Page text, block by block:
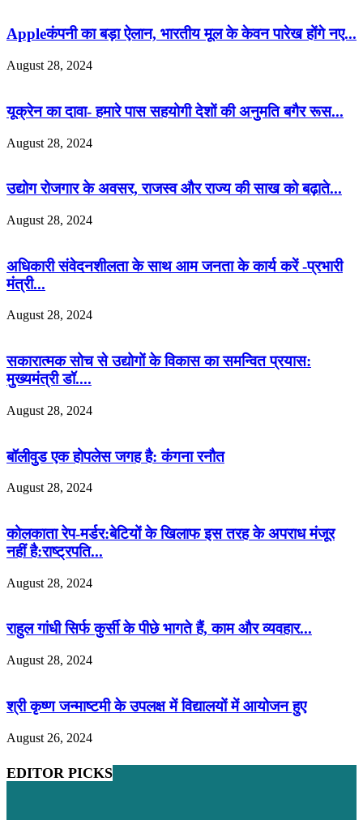
Appleकंपनी का बड़ा ऐलान, भारतीय मूल के केवन पारेख होंगे नए...
August 28, 2024
यूक्रेन का दावा- हमारे पास सहयोगी देशों की अनुमति बगैर रूस...
August 28, 2024
उद्योग रोजगार के अवसर, राजस्व और राज्य की साख को बढ़ाते...
August 28, 2024
अधिकारी संवेदनशीलता के साथ आम जनता के कार्य करें -प्रभारी
मंत्री...
August 28, 2024
सकारात्मक सोच से उद्योगों के विकास का समन्वित प्रयास:
मुख्यमंत्री डॉ....
August 28, 2024
बॉलीवुड एक होपलेस जगह है: कंंगना रनौत
August 28, 2024
कोलकाता रेप-मर्डर:बेटियों के खिलाफ इस तरह के अपराध मंजूर
नहीं है:राष्ट्रपति...
August 28, 2024
राहुल गांधी सिर्फ कुर्सी के पीछे भागते हैं, काम और व्यवहार...
August 28, 2024
श्री कृष्ण जन्माष्टमी के उपलक्ष में विद्यालयों में आयोजन हुए
August 26, 2024
EDITOR PICKS